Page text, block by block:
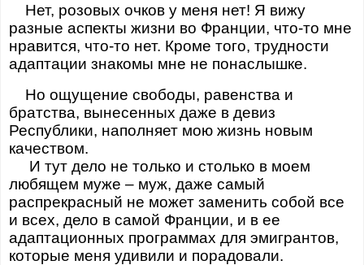
Нет, розовых очков у меня нет! Я вижу
разные аспекты жизни во Франции, что-то мне
нравится, что-то нет. Кроме того, трудности
адаптации знакомы мне не понаслышке.
Но ощущение свободы, равенства и
братства, вынесенных даже в девиз
Республики, наполняет мою жизнь новым
качеством.
И тут дело не только и столько в моем
любящем муже – муж, даже самый
распрекрасный не может заменить собой все
и всех, дело в самой Франции, и в ее
адаптационных программах для эмигрантов,
которые меня удивили и порадовали.